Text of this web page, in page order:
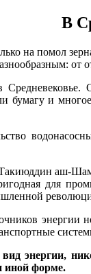
В
на помол
бумагу и
аш-
для
энергии,
иной форме.